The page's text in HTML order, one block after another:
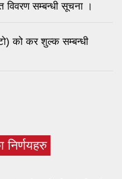
विवरण सम्बन्धी सूचना ।
को कर शुल्क सम्बन्धी
निर्णयहरु